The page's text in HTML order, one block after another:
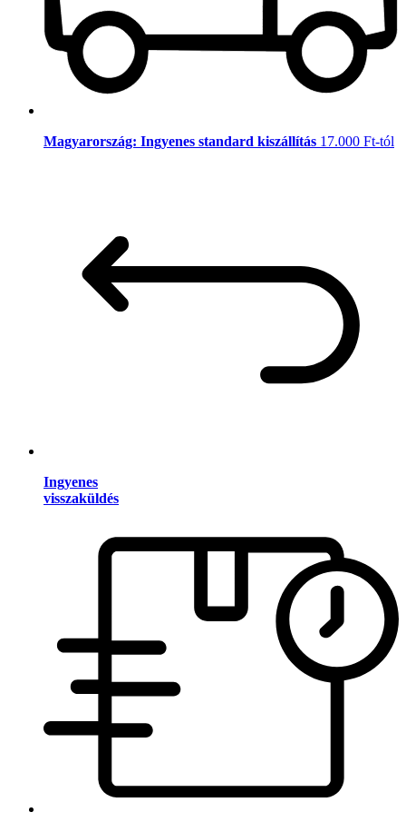
Magyarország: Ingyenes standard kiszállítás 17.000 Ft-tól
Ingyenes
visszaküldés